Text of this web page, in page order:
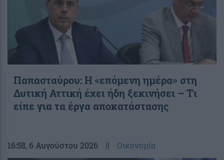
Παπασταύρου: Η «επόμενη ημέρα» στη
Δυτική Αττική έχει ήδη ξεκινήσει – Tι
είπε για τα έργα αποκατάστασης
16:58, 6 Αυγούστου 2026 || Οικονομία